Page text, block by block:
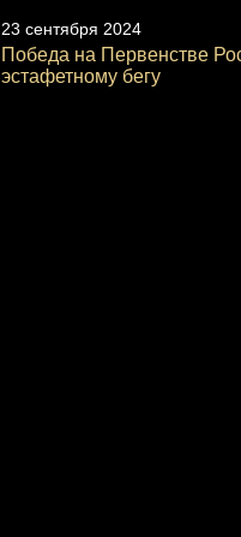
23 сентября 2024
Победа на Первенстве
эстафетному бегу